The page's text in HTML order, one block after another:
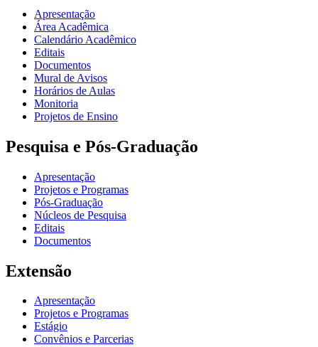
Apresentação
Área Acadêmica
Calendário Acadêmico
Editais
Documentos
Mural de Avisos
Horários de Aulas
Monitoria
Projetos de Ensino
Pesquisa e Pós-Graduação
Apresentação
Projetos e Programas
Pós-Graduação
Núcleos de Pesquisa
Editais
Documentos
Extensão
Apresentação
Projetos e Programas
Estágio
Convênios e Parcerias